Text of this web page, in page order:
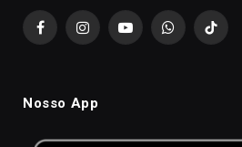
FacebookInstagramYouTubeWhatsAppTikTok
Nosso App